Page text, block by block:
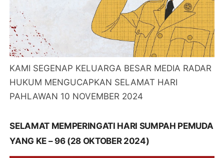
KAMI SEGENAP KELUARGA BESAR MEDIA RADAR
HUKUM MENGUCAPKAN SELAMAT HARI
PAHLAWAN 10 NOVEMBER 2024
SELAMAT MEMPERINGATI HARI SUMPAH PEMUDA
YANG KE – 96 (28 OKTOBER 2024)